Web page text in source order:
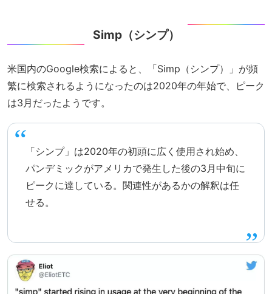
Simp（シンプ）
米国内のGoogle検索によると、「Simp（シンプ）」が頻
繁に検索されるようになったのは2020年の年始で、ピーク
は3月だったようです。
「シンプ」は2020年の初頭に広く使用され始め、
パンデミックがアメリカで発生した後の3月中旬に
ピークに達している。関連性があるかの解釈は任
せる。